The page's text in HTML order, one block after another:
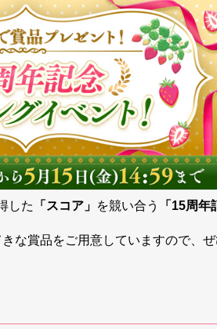
した 「スコア」 を競い合う
「15周
な賞品をご用意していますので、